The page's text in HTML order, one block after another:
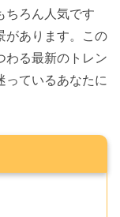
ちろん人気です
があります。この
わる最新のトレン
っているあなたに